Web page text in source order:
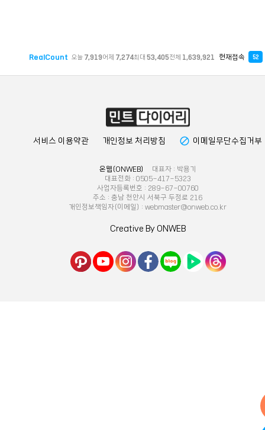
RealCount 오늘 7,919어제 7,274최대 53,405전체 1,639,921 현재접속 52
서비스 이용약관 개인정보 처리방침 block 이메일무단수집거부
온웹(ONWEB)
대표자 : 박용기
대표전화 : 0505-417-5323
사업자등록번호 : 289-67-00760
주소 : 충남 천안시 서북구 두정로 216
개인정보책임자(이메일) : webmaster@onweb.co.kr
Creative By ONWEB